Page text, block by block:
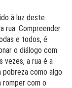
à luz deste
rua. Compreender
e todos, é
o diálogo com
vezes, a rua é a
pobreza como algo
romper com o